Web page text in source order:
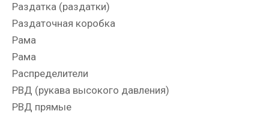
Раздатка (раздатки)
Раздаточная коробка
Рама
Рама
Распределители
РВД (рукава высокого давления)
РВД прямые